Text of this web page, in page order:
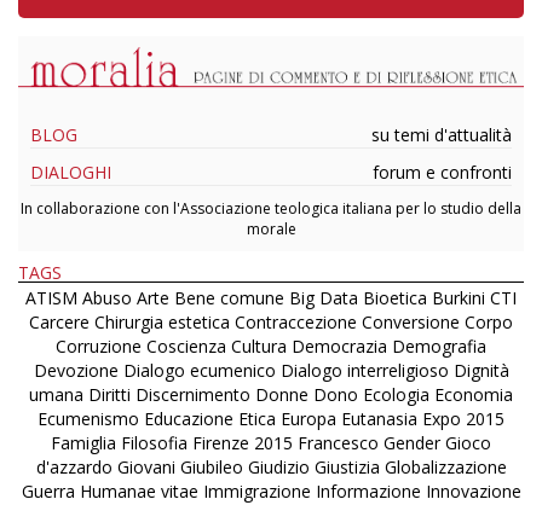
BLOG
su temi d'attualità
DIALOGHI
forum e confronti
In collaborazione con l'Associazione teologica italiana per lo studio della
morale
TAGS
ATISM Abuso Arte Bene comune Big Data Bioetica Burkini CTI
Carcere Chirurgia estetica Contraccezione Conversione Corpo
Corruzione Coscienza Cultura Democrazia Demografia
Devozione Dialogo ecumenico Dialogo interreligioso Dignità
umana Diritti Discernimento Donne Dono Ecologia Economia
Ecumenismo Educazione Etica Europa Eutanasia Expo 2015
Famiglia Filosofia Firenze 2015 Francesco Gender Gioco
d'azzardo Giovani Giubileo Giudizio Giustizia Globalizzazione
Guerra Humanae vitae Immigrazione Informazione Innovazione